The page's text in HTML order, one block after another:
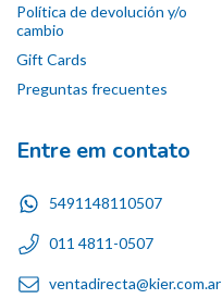
Política de devolución y/o
cambio
Gift Cards
Preguntas frecuentes
Entre em contato
5491148110507
011 4811-0507
ventadirecta@kier.com.ar